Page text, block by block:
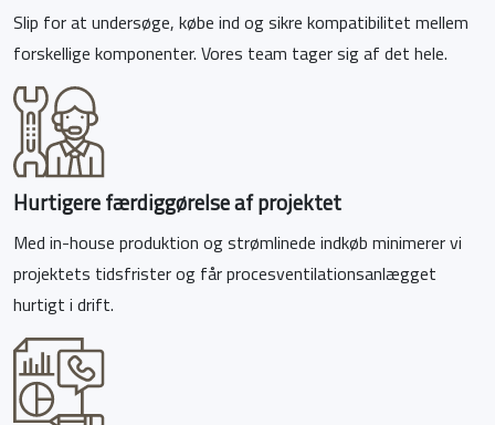
Slip for at undersøge, købe ind og sikre kompatibilitet mellem
forskellige komponenter. Vores team tager sig af det hele.
Hurtigere færdiggørelse af projektet
Med in-house produktion og strømlinede indkøb minimerer vi
projektets tidsfrister og får procesventilationsanlægget
hurtigt i drift.